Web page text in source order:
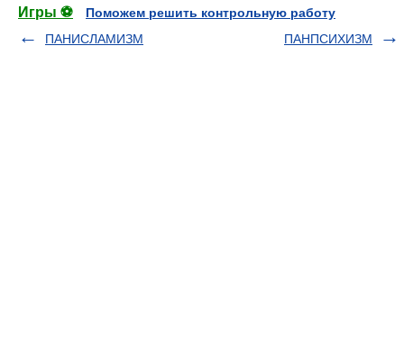
Игры ⚽
Поможем решить контрольную работу
ПАНИСЛАМИЗМ
ПАНПСИХИЗМ